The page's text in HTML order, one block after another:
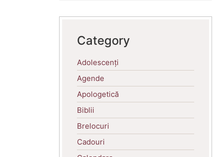
Category
Adolescenți
Agende
Apologetică
Biblii
Brelocuri
Cadouri